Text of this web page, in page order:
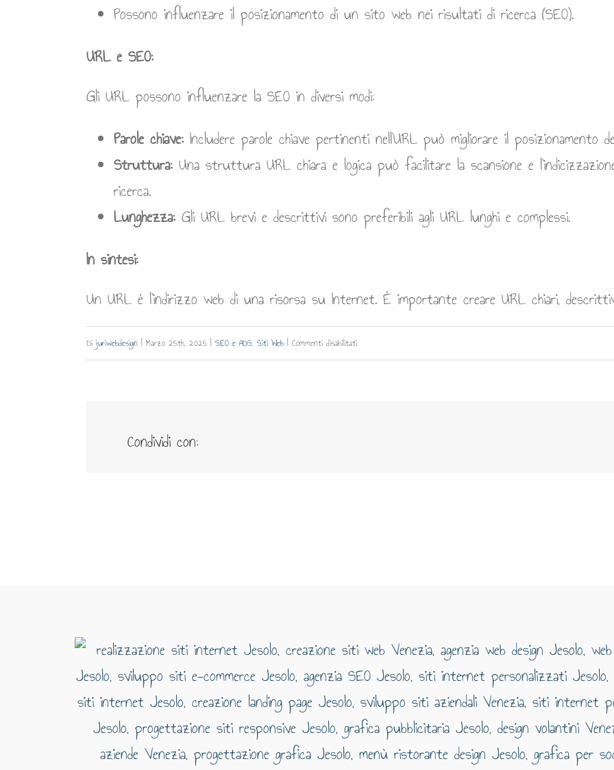
Possono influenzare il posizionamento di un sito web nei risultati di ricerca (SEO).
URL e SEO:
Gli URL possono influenzare la SEO in diversi modi:
Parole chiave: Includere parole chiave pertinenti nell’URL può migliorare il posizionamento
Struttura: Una struttura URL chiara e logica può facilitare la scansione e
ricerca.
Lunghezza: Gli URL brevi e descrittivi sono preferibili agli URL lunghi e complessi.
In sintesi:
Un URL è l’indirizzo web di una risorsa su Internet. È importante creare URL chiari,
Dijuriwebdesign | Marzo 25th, 2025 | SEO e ADS,Siti Web | Commenti disabilitatisu
Condividi con: